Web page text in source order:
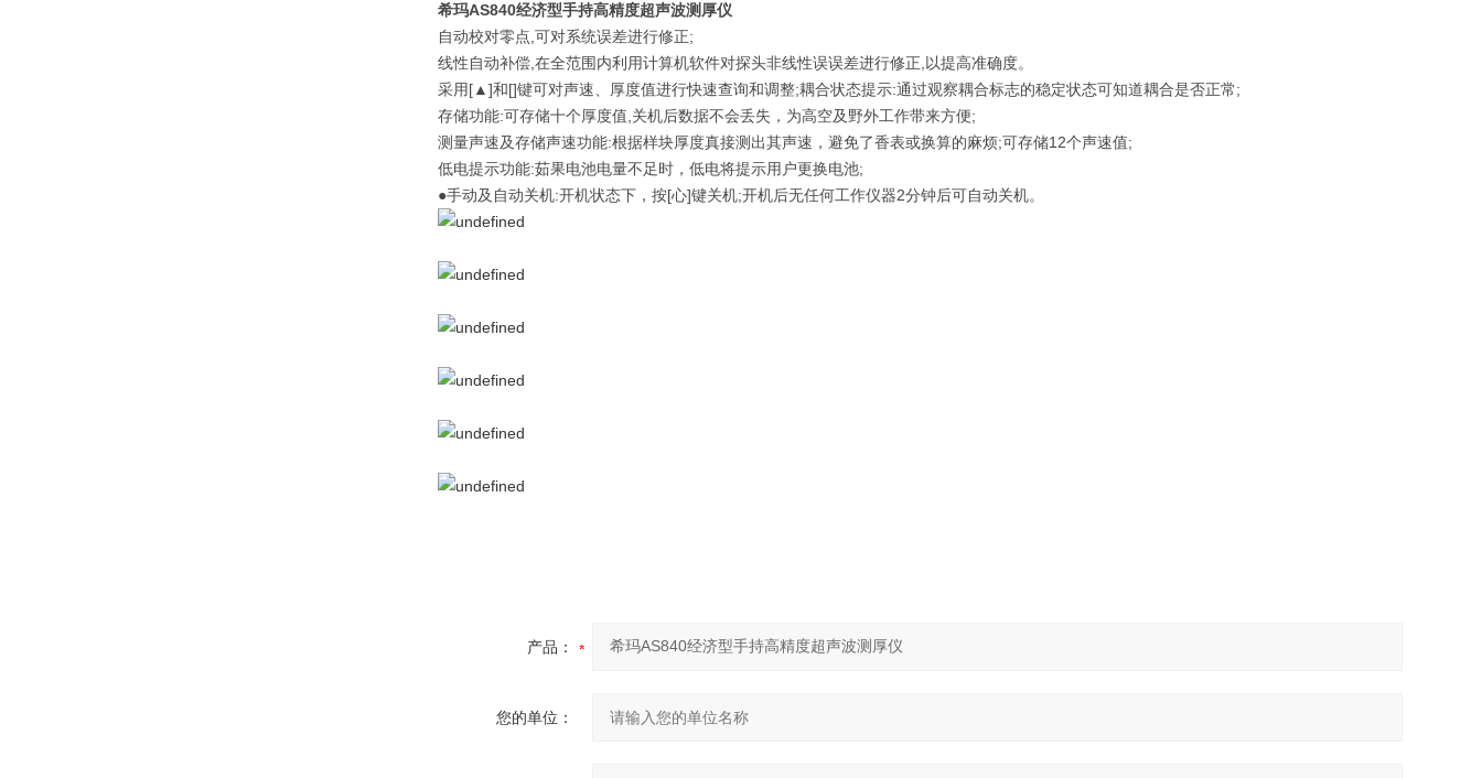
希玛AS840经济型手持高精度超声波测厚仪
自动校对零点,可对系统误差进行修正;
线性自动补偿,在全范围内利用计算机软件对探头非线性误误差进行修正,以提高准确度。
采用[▲]和[]键可对声速、厚度值进行快速查询和调整;耦合状态提示:通过观察耦合标志的稳定状态可知道耦合是否正常;
存储功能:可存储十个厚度值,关机后数据不会丢失，为高空及野外工作带来方便;
测量声速及存储声速功能:根据样块厚度真接测出其声速，避免了香表或换算的麻烦;可存储12个声速值;
低电提示功能:茹果电池电量不足时，低电将提示用户更换电池;
●手动及自动关机:开机状态下，按[心]键关机;开机后无任何工作仪器2分钟后可自动关机。
产品：
您的单位：